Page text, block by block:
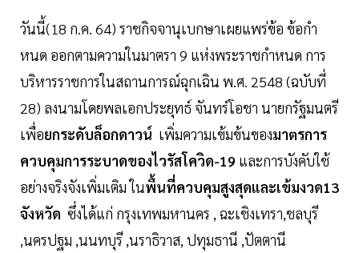
วันนี้(18 ก.ค. 64) ราชกิจจานุเบกษาเผยแพร่ข้อ ข้อกํา
หนด ออกตามความในมาตรา 9 แห่งพระราชกําหนด การ
บริหารราชการในสถานการณ์ฉุกเฉิน พ.ศ. 2548 (ฉบับที่
28) ลงนามโดยพลเอกประยุทธ์ จันทร์โอชา นายกรัฐมนตรี
เพื่อยกระดับล็อกดาวน์ เพิ่มความเข้มข้นของมาตรการ
ควบคุมการระบาดของไวรัสโควิด-19 และการบังคับใช้
อย่างจริงจังเพิ่มเติม ในพื้นที่ควบคุมสูงสุดและเข้มงวด13
จังหวัด ซึ่งได้แก่ กรุงเทพมหานคร , ฉะเชิงเทรา,ชลบุรี
,นครปฐม ,นนทบุรี ,นราธิวาส, ปทุมธานี ,ปัตตานี